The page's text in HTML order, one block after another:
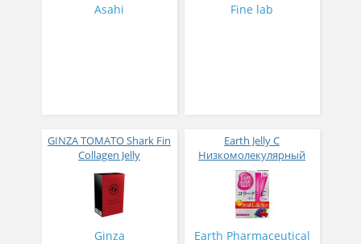
Asahi Fine lab
GINZA TOMATO Shark Fin
Collagen Jelly
плавников голубой
акулы со вкусом манго
№ 14
Ginza
Earth Jelly C
Низкомолекулярный
рыбный коллаген с
витамином С и 5
активных компонентов
с ягодным вкусом 8 гр
Earth Pharmaceutical